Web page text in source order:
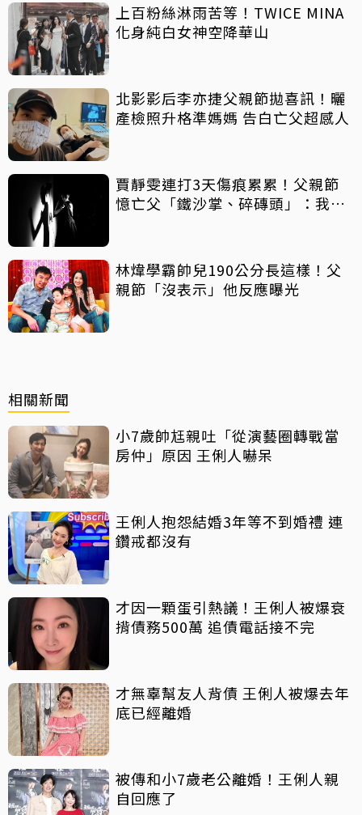
上百粉絲淋雨苦等！TWICE MINA
化身純白女神空降華山
北影影后李亦捷父親節拋喜訊！曬
產檢照升格準媽媽 告白亡父超感人
賈靜雯連打3天傷痕累累！父親節
憶亡父「鐵沙掌、碎磚頭」：我身
林煒學霸帥兒190公分長這樣！父
親節「沒表示」他反應曝光
相關新聞
小7歲帥尪親吐「從演藝圈轉戰當
房仲」原因 王俐人嚇呆
王俐人抱怨結婚3年等不到婚禮 連
鑽戒都沒有
才因一顆蛋引熱議！王俐人被爆衰
揹債務500萬 追債電話接不完
才無辜幫友人背債 王俐人被爆去年
底已經離婚
被傳和小7歲老公離婚！王俐人親
自回應了